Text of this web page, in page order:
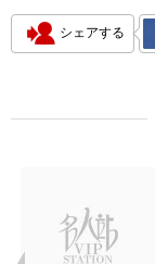
シェアする